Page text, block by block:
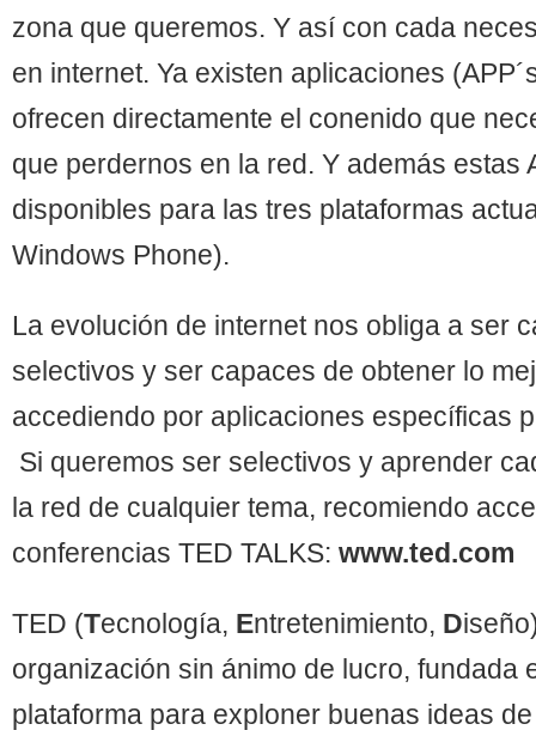
zona que queremos. Y así con cada
en internet. Ya existen aplicaciones
ofrecen directamente el conenido que
que perdernos en la red. Y además estas
disponibles para las tres plataformas
Windows Phone).
La evolución de internet nos obliga a ser
selectivos y ser capaces de obtener lo
accediendo por aplicaciones específicas
Si queremos ser selectivos y aprender
la red de cualquier tema, recomiendo
conferencias TED TALKS: www.ted.com
TED (Tecnología, Entretenimiento, D
organización sin ánimo de lucro, fundada
plataforma para exploner buenas ideas